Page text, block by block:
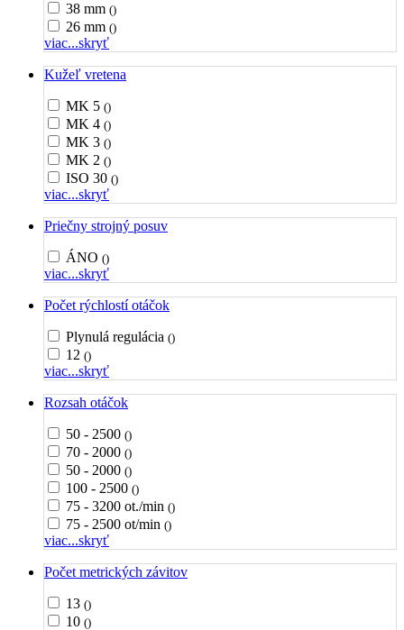
38 mm ()
26 mm ()
viac...skryť
Kužeľ vretena
MK 5 ()
MK 4 ()
MK 3 ()
MK 2 ()
ISO 30 ()
viac...skryť
Priečny strojný posuv
ÁNO ()
viac...skryť
Počet rýchlostí otáčok
Plynulá regulácia ()
12 ()
viac...skryť
Rozsah otáčok
50 - 2500 ()
70 - 2000 ()
50 - 2000 ()
100 - 2500 ()
75 - 3200 ot./min ()
75 - 2500 ot/min ()
viac...skryť
Počet metrických závitov
13 ()
10 ()